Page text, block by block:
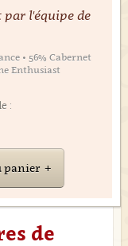
l'équipe de
• 56% Cabernet
Enthusiast
:
panier
de